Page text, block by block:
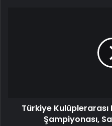
Türkiye
Şampiyonası,